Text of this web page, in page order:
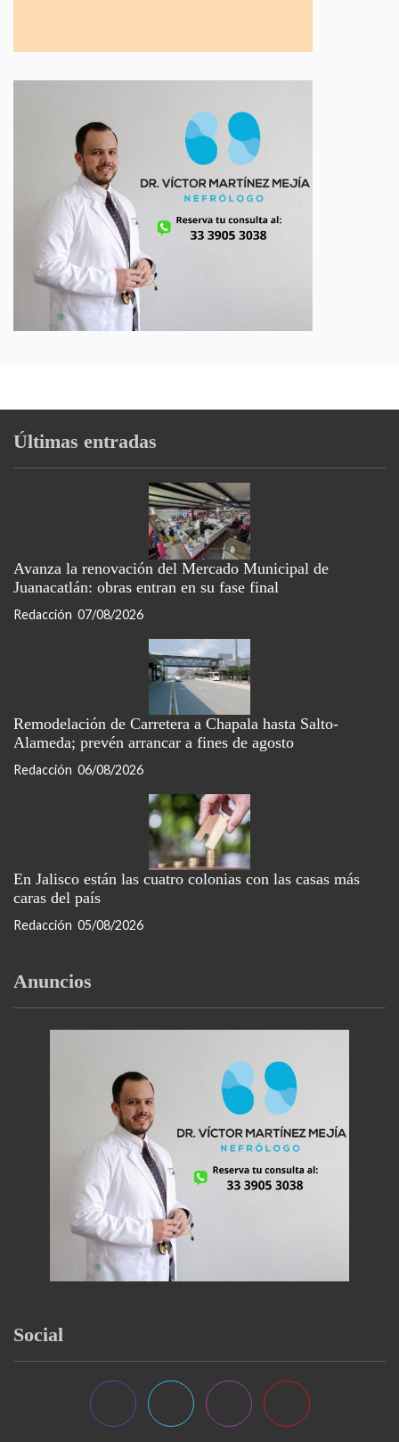
Últimas entradas
Avanza la renovación del Mercado Municipal de
Juanacatlán: obras entran en su fase final
Redacción 07/08/2026
Remodelación de Carretera a Chapala hasta Salto-
Alameda; prevén arrancar a fines de agosto
Redacción 06/08/2026
En Jalisco están las cuatro colonias con las casas más
caras del país
Redacción 05/08/2026
Anuncios
Social